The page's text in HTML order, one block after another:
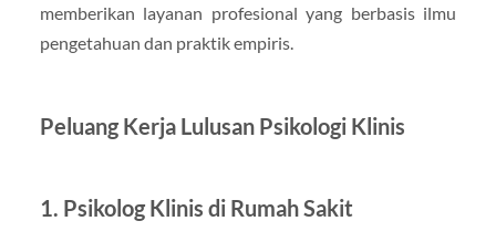
memberikan layanan profesional yang berbasis ilmu
pengetahuan dan praktik empiris.
Peluang Kerja Lulusan Psikologi Klinis
1. Psikolog Klinis di Rumah Sakit